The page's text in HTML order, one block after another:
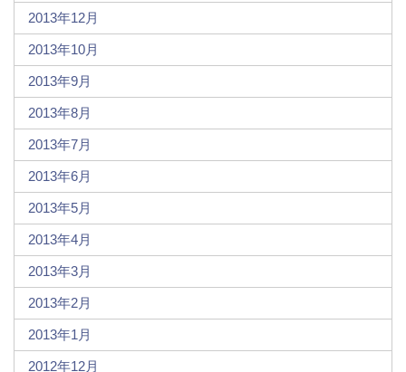
2013年12月
2013年10月
2013年9月
2013年8月
2013年7月
2013年6月
2013年5月
2013年4月
2013年3月
2013年2月
2013年1月
2012年12月